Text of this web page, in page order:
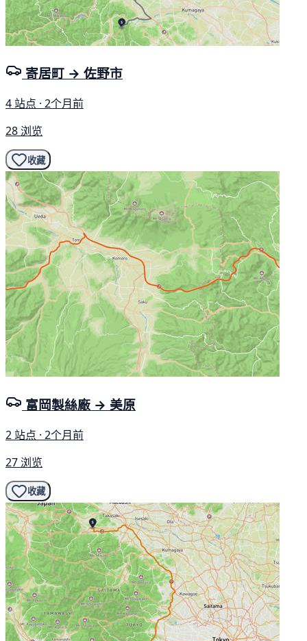
寄居町 → 佐野市
4 站点 · 2个月前
28 浏览
收藏
富岡製絲廠 → 美原
2 站点 · 2个月前
27 浏览
收藏